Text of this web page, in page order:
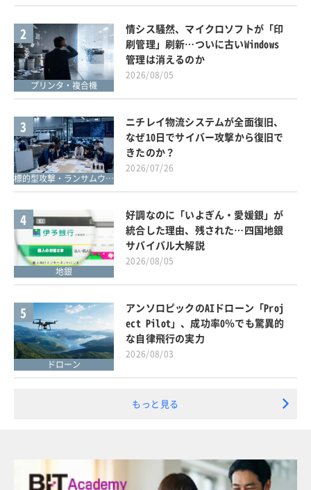
2
プリンタ・複合機
情シス騒然、マイクロソフトが「印
刷管理」刷新…ついに古いWindows
管理は消えるのか
2026/08/05
3
標的型攻撃・ランサムウェア対策
ニチレイ物流システムが全面復旧、
なぜ10日でサイバー攻撃から復旧で
きたのか？
2026/07/26
4
地銀
好調なのに「いよぎん・愛媛銀」が
統合した理由、残された…四国地銀
サバイバル大解説
2026/08/05
5
ドローン
アンソロピックのAIドローン「Proj
ect Pilot」、成功率0％でも驚異的
な自律飛行の実力
2026/08/03
もっと見る